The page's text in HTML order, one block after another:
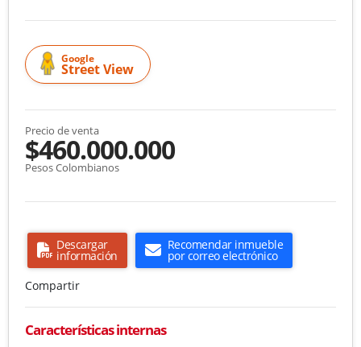
Google
Street View
Precio de venta
$460.000.000
Pesos Colombianos
Descargar
información
Recomendar inmueble
por correo electrónico
Compartir
Características internas